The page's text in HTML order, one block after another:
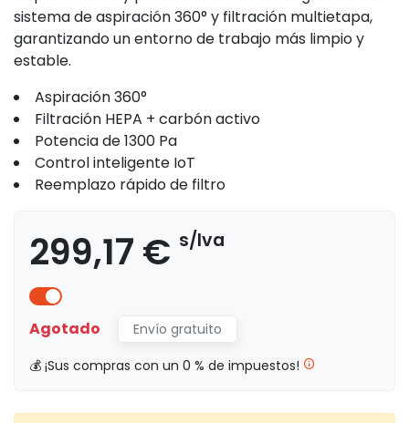
sistema de aspiración 360° y filtración multietapa,
garantizando un entorno de trabajo más limpio y
estable.
Aspiración 360°
Filtración HEPA + carbón activo
Potencia de 1300 Pa
Control inteligente IoT
Reemplazo rápido de filtro
299,17 € s/lva
Agotado
Envío gratuito
💰 ¡Sus compras con un 0 % de impuestos!